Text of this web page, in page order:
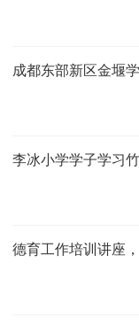
成都东部新区金堰
李冰小学学子学习
德育工作培训讲座